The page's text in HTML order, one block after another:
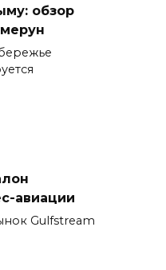
обзор
авиации
Gulfstream